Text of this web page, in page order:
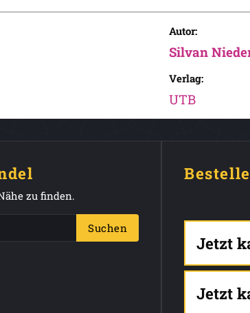
Autor:
Silvan
Verlag:
UTB
zu finden.
Suchen
Jetzt
Jetzt